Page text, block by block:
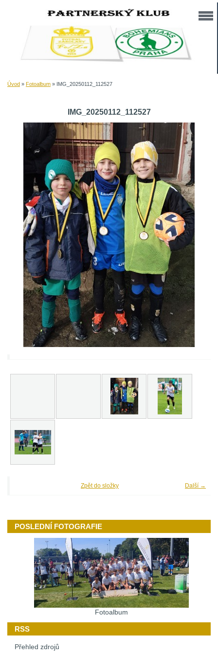
Úvod » Fotoalbum » IMG_20250112_112527
IMG_20250112_112527
Další →
Zpět do složky
POSLEDNÍ FOTOGRAFIE
Fotoalbum
RSS
Přehled zdrojů